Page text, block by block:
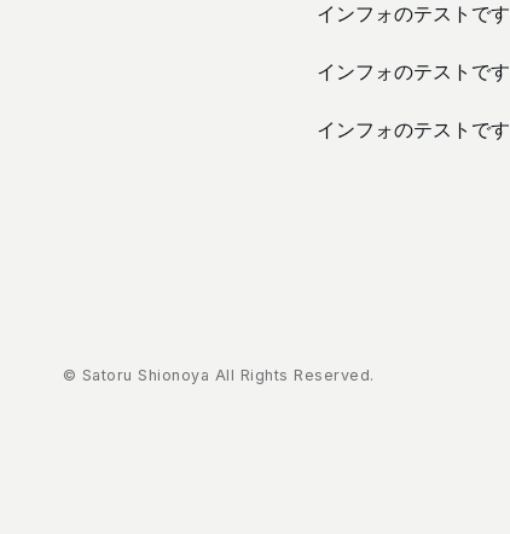
インフォのテストです
インフォのテストです
インフォのテストです
© Satoru Shionoya All Rights Reserved.